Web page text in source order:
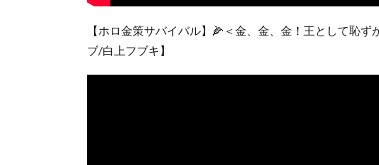
【ホロ金策サバイバル】🌽＜金、金、金！王として恥
ブ/白上フブキ】